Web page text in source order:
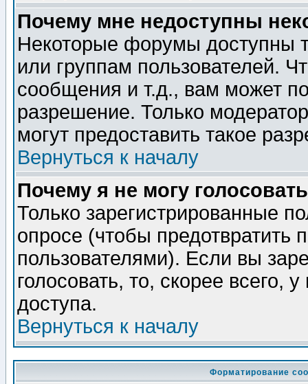
Почему мне недоступны
Некоторые форумы доступны
или группам пользователей.
сообщения и т.д., вам может
разрешение. Только
могут предоставить такое
Вернуться к началу
Почему я не могу
Только зарегистрированные
опросе (чтобы предотвратить
пользователями). Если вы
голосовать, то, скорее всего,
доступа.
Вернуться к началу
Форматирование